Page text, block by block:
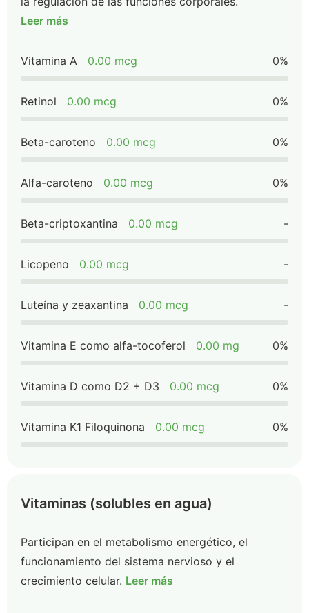
Leer más
Vitamina A 0.00 mcg 0%
Retinol 0.00 mcg 0%
Beta-caroteno 0.00 mcg 0%
Alfa-caroteno 0.00 mcg 0%
Beta-criptoxantina 0.00 mcg -
Licopeno 0.00 mcg -
Luteína y zeaxantina 0.00 mcg -
Vitamina E como alfa-tocoferol 0.00 mg 0%
Vitamina D como D2 + D3 0.00 mcg 0%
Vitamina K1 Filoquinona 0.00 mcg 0%
Vitaminas (solubles en agua)
Participan en el metabolismo energético, el
funcionamiento del sistema nervioso y el
crecimiento celular. Leer más